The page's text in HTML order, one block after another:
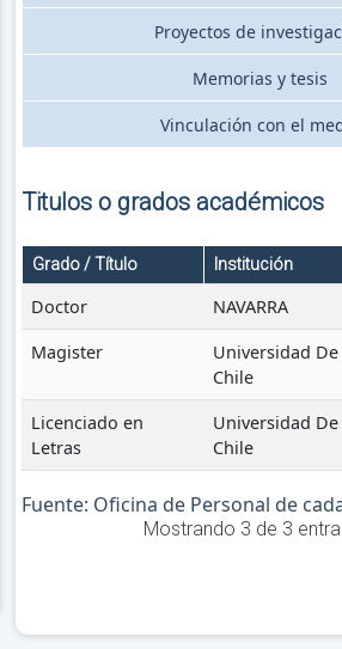
Proyectos de
Memorias y tesis
Vinculación con el
Titulos o grados académicos
Grado / Título Institución
Doctor NAVARRA
Magister
Universidad De
Chile
Licenciado en
Letras
Universidad De
Chile
Fuente: Oficina de Personal de
Mostrando 3 de 3